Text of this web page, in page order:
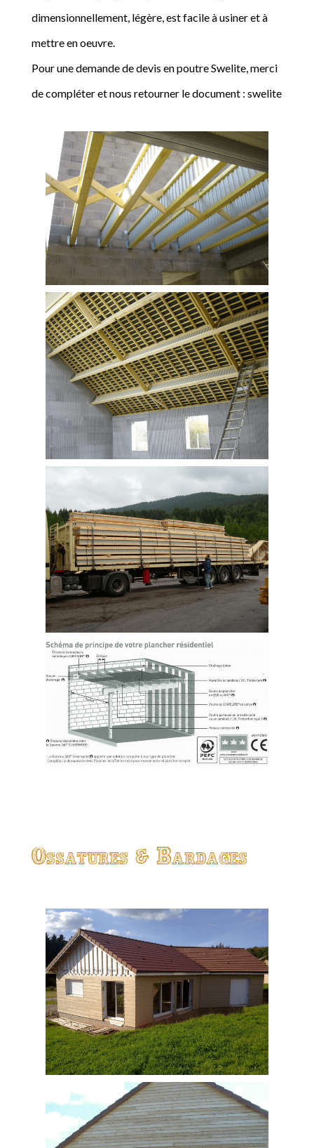
dimensionnellement, légère, est facile à usiner et à
mettre en oeuvre.
Pour une demande de devis en poutre Swelite, merci
de compléter et nous retourner le document : swelite
Ossatures & Bardages